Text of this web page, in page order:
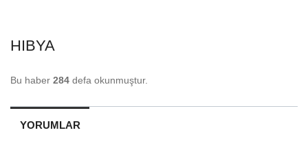
HIBYA
Bu haber 284 defa okunmuştur.
YORUMLAR